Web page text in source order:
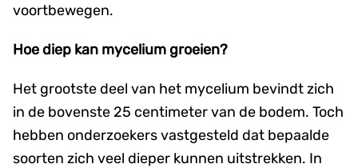
voortbewegen.
Hoe diep kan mycelium groeien?
Het grootste deel van het mycelium bevindt zich
in de bovenste 25 centimeter van de bodem. Toch
hebben onderzoekers vastgesteld dat bepaalde
soorten zich veel dieper kunnen uitstrekken. In